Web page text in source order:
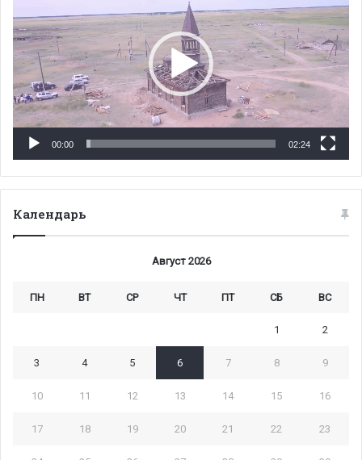
00:00 02:24
Календарь
Август 2026
ПН ВТ СР ЧТ ПТ СБ ВС
1 2
3 4 5 6 7 8 9
10 11 12 13 14 15 16
17 18 19 20 21 22 23